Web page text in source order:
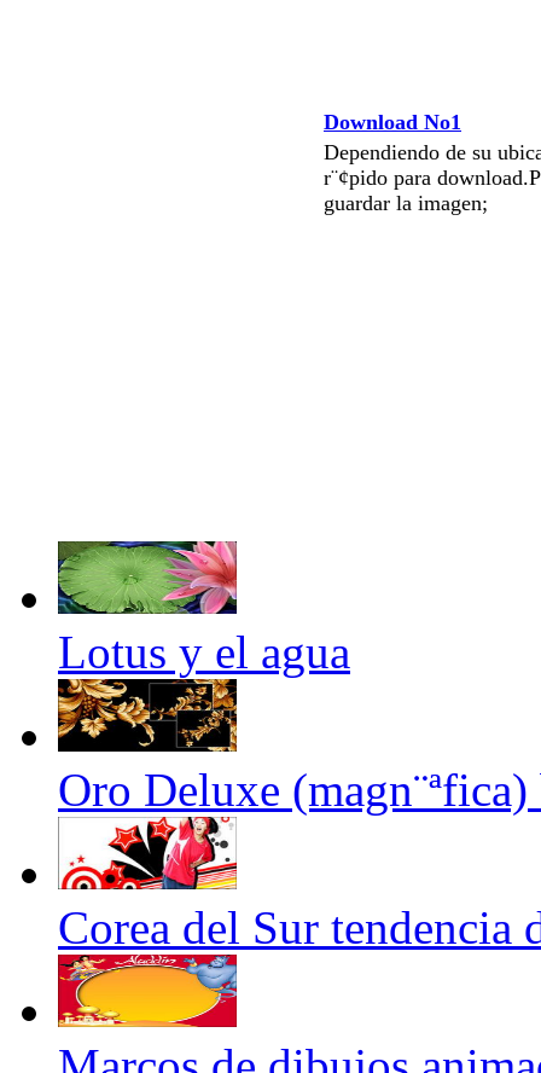
Download No1
Dependiendo de su
r¨¢pido para
guardar la imagen;
Lotus y el agua
Oro Deluxe
Corea del Sur tendencia